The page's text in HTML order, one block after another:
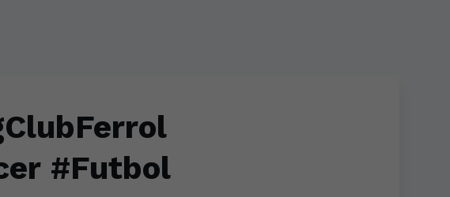
#Futbol